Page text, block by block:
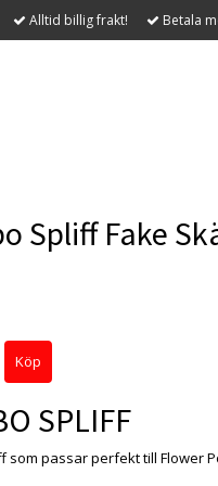
Alltid billig frakt! Betala
Spliff Fake
SPLIFF
som passar perfekt till Flower